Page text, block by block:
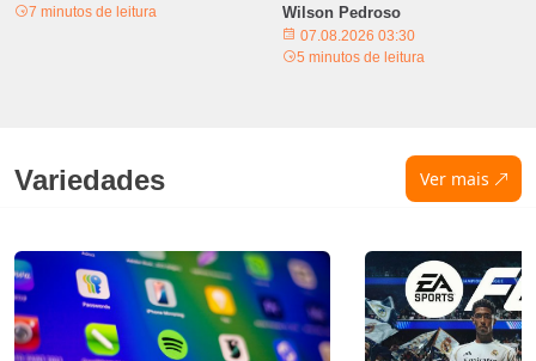
7 minutos de leitura
Wilson Pedroso
07.08.2026 03:30
5 minutos de leitura
Variedades Ver mais